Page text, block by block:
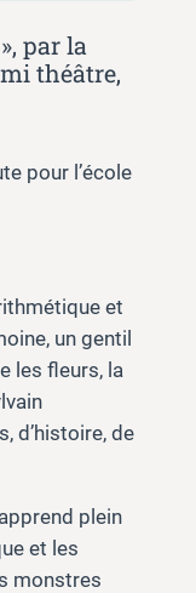
par la
théâtre,
pour l’école
et
un gentil
les fleurs, la
d’histoire, de
plein
et les
monstres